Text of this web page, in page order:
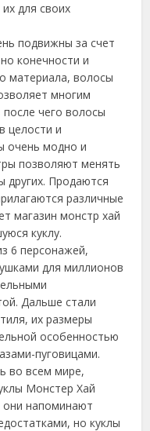
для своих
подвижны за счет
конечности и
материала, волосы
многим
чего волосы
целости и
очень модно и
позволяют менять
других. Продаются
различные
магазин монстр хай
куклу.
6 персонажей,
для миллионов
Дальше стали
их размеры
особенностью
пуговицами.
во всем мире,
Монстер Хай
они напоминают
но куклы